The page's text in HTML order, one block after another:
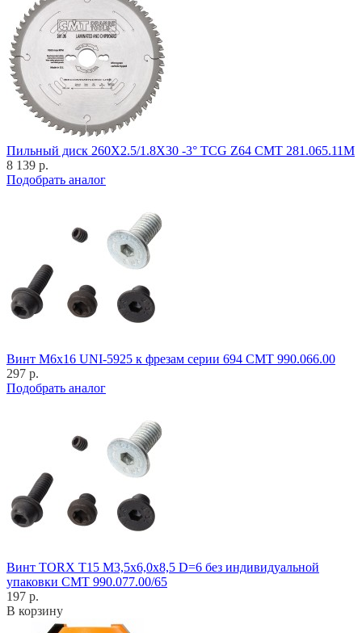
Пильный диск 260X2.5/1.8X30 -3° TCG Z64 CMT 281.065.11M
8 139 р.
Подобрать аналог
Винт M6x16 UNI-5925 к фрезам серии 694 CMT 990.066.00
297 р.
Подобрать аналог
Винт TORX T15 M3,5x6,0x8,5 D=6 без индивидуальной
упаковки CMT 990.077.00/65
197 р.
В корзину